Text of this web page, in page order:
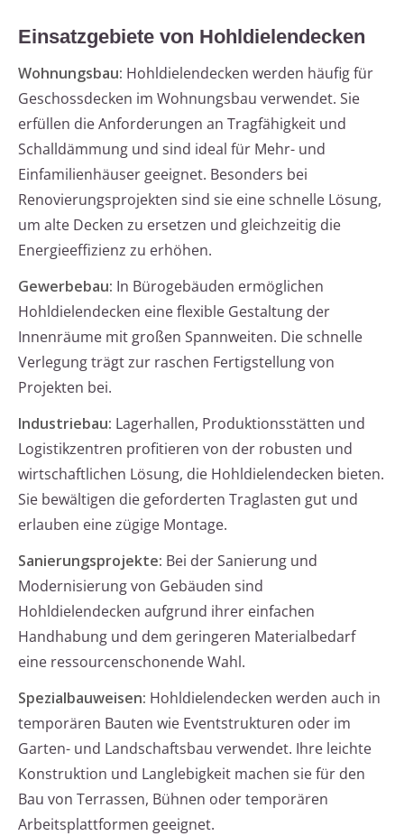
Einsatzgebiete von Hohldielendecken
Wohnungsbau: Hohldielendecken werden häufig für
Geschossdecken im Wohnungsbau verwendet. Sie
erfüllen die Anforderungen an Tragfähigkeit und
Schalldämmung und sind ideal für Mehr- und
Einfamilienhäuser geeignet. Besonders bei
Renovierungsprojekten sind sie eine schnelle Lösung,
um alte Decken zu ersetzen und gleichzeitig die
Energieeffizienz zu erhöhen.
Gewerbebau: In Bürogebäuden ermöglichen
Hohldielendecken eine flexible Gestaltung der
Innenräume mit großen Spannweiten. Die schnelle
Verlegung trägt zur raschen Fertigstellung von
Projekten bei.
Industriebau: Lagerhallen, Produktionsstätten und
Logistikzentren profitieren von der robusten und
wirtschaftlichen Lösung, die Hohldielendecken bieten.
Sie bewältigen die geforderten Traglasten gut und
erlauben eine zügige Montage.
Sanierungsprojekte: Bei der Sanierung und
Modernisierung von Gebäuden sind
Hohldielendecken aufgrund ihrer einfachen
Handhabung und dem geringeren Materialbedarf
eine ressourcenschonende Wahl.
Spezialbauweisen: Hohldielendecken werden auch in
temporären Bauten wie Eventstrukturen oder im
Garten- und Landschaftsbau verwendet. Ihre leichte
Konstruktion und Langlebigkeit machen sie für den
Bau von Terrassen, Bühnen oder temporären
Arbeitsplattformen geeignet.